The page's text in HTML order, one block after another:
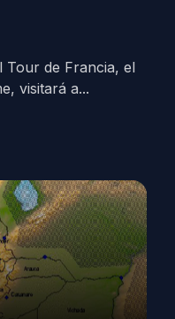
Tour de Francia, el
visitará a...